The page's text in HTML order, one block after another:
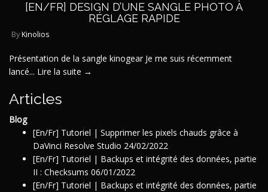
[EN/FR] DESIGN D’UNE SANGLE PHOTO À
RÉGLAGE RAPIDE
ByKinolios
Présentation de la sangle kinogear Je me suis récemment
lancé... Lire la suite →
Articles
Blog
[En/Fr] Tutoriel | Supprimer les pixels chauds grâce à
DaVinci Resolve Studio 24/02/2022
[En/Fr] Tutoriel | Backups et intégrité des données, partie
II : Checksums 06/01/2022
[En/Fr] Tutoriel | Backups et intégrité des données, partie